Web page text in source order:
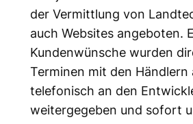
der Vermittlung von
auch Websites angeboten.
Kundenwünsche wurden
Terminen mit den Händlern
telefonisch an den
weitergegeben und sofort